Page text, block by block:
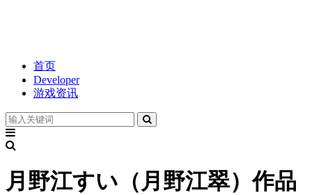
首页
Developer
游戏资讯
月野江すい（月野江翠）作品